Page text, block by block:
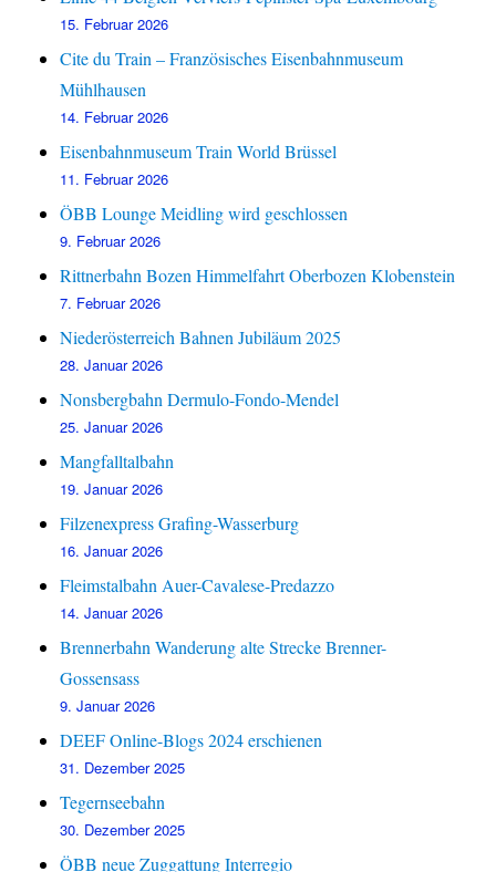
15. Februar 2026
Cite du Train – Französisches Eisenbahnmuseum
Mühlhausen
14. Februar 2026
Eisenbahnmuseum Train World Brüssel
11. Februar 2026
ÖBB Lounge Meidling wird geschlossen
9. Februar 2026
Rittnerbahn Bozen Himmelfahrt Oberbozen Klobenstein
7. Februar 2026
Niederösterreich Bahnen Jubiläum 2025
28. Januar 2026
Nonsbergbahn Dermulo-Fondo-Mendel
25. Januar 2026
Mangfalltalbahn
19. Januar 2026
Filzenexpress Grafing-Wasserburg
16. Januar 2026
Fleimstalbahn Auer-Cavalese-Predazzo
14. Januar 2026
Brennerbahn Wanderung alte Strecke Brenner-
Gossensass
9. Januar 2026
DEEF Online-Blogs 2024 erschienen
31. Dezember 2025
Tegernseebahn
30. Dezember 2025
ÖBB neue Zuggattung Interregio